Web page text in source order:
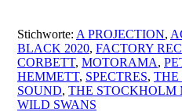
Stichworte: A PROJECTION,
BLACK 2020, FACTORY
CORBETT, MOTORAMA,
HEMMETT, SPECTRES, THE
SOUND, THE STOCKHOLM
WILD SWANS